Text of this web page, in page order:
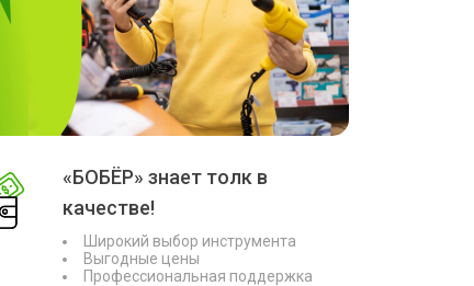
«БОБЁР» знает толк в
качестве!
Широкий выбор инструмента
Выгодные цены
Профессиональная поддержка